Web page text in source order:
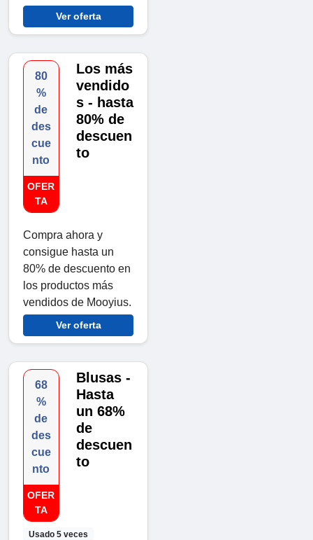
Ver oferta
80
%
de
des
cue
nto
OFER
TA
Los más
vendido
s - hasta
80% de
descuen
to
Compra ahora y
consigue hasta un
80% de descuento en
los productos más
vendidos de Mooyius.
Ver oferta
68
%
de
des
cue
nto
OFER
TA
Usado 5 veces
Blusas -
Hasta
un 68%
de
descuen
to